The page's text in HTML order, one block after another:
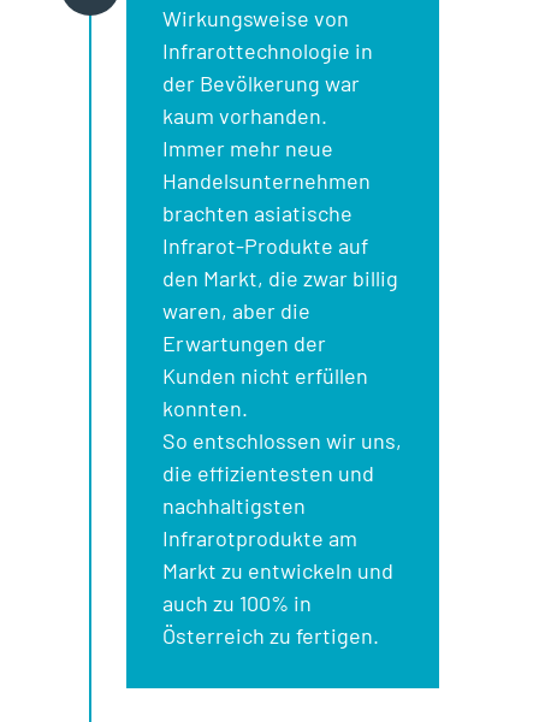
Wirkungsweise von
Infrarottechnologie in
der Bevölkerung war
kaum vorhanden.
Immer mehr neue
Handelsunternehmen
brachten asiatische
Infrarot-Produkte auf
den Markt, die zwar billig
waren, aber die
Erwartungen der
Kunden nicht erfüllen
konnten.
So entschlossen wir uns,
die effizientesten und
nachhaltigsten
Infrarotprodukte am
Markt zu entwickeln und
auch zu 100% in
Österreich zu fertigen.